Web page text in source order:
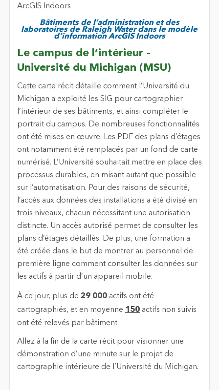
Bâtiments de l’administration et des
laboratoires de Raleigh Water dans le modèle
d’information ArcGIS Indoors
Le campus de l’intérieur –
Université du Michigan (MSU)
Cette carte récit détaille comment l’Université du
Michigan a exploité les SIG pour cartographier
l’intérieur de ses bâtiments, et ainsi compléter le
portrait du campus. De nombreuses fonctionnalités
ont été mises en œuvre. Les PDF des plans d’étages
ont notamment été remplacés par un fond de carte
numérisé. L’Université souhaitait mettre en place des
processus durables, en misant autant que possible
sur l’automatisation. Pour des raisons de sécurité,
l’accès aux données des installations a été divisé en
trois niveaux, chacun nécessitant une autorisation
distincte. Un accès autorisé permet de consulter les
plans d’étages détaillés. De plus, une formation a
été créée dans le but de montrer au personnel de
première ligne comment consulter les données sur
les actifs à partir d’un appareil mobile.
À ce jour, plus de 29 000 actifs ont été
cartographiés, et en moyenne 150actifs non suivis
ont été relevés par bâtiment.
Allez à la fin de la carte récit pour visionner une
démonstration d’une minute sur le projet de
cartographie intérieure de l’Université du Michigan.